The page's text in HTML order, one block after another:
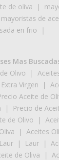
de oliva |
mayoristas de
en frio |
Mas
Olivo |
Virgen |
Aceite de
| Precio de
de Olivo |
| Aceites
| Laur|
de Oliva |